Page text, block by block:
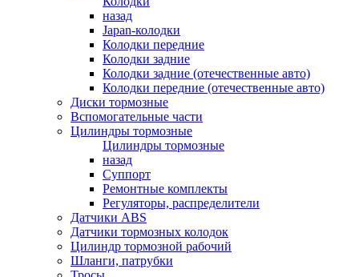
назад
Japan-колодки
Колодки передние
Колодки задние
Колодки задние (отечественные авто)
Колодки передние (отечественные авто)
Диски тормозные
Вспомогательные части
Цилиндры тормозные
Цилиндры тормозные
назад
Суппорт
Ремонтные комплекты
Регуляторы, распределители
Датчики ABS
Датчики тормозных колодок
Цилиндр тормозной рабочий
Шланги, патрубки